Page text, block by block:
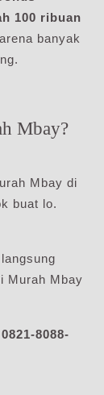
100 ribuan
banyak
Mbay?
Mbay di
buat lo.
Murah Mbay
0821-8088-